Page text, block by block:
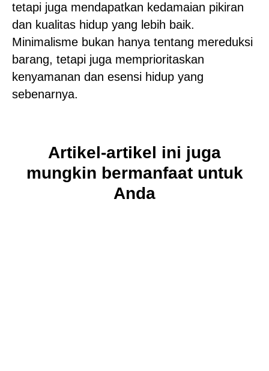
tetapi juga mendapatkan kedamaian pikiran
dan kualitas hidup yang lebih baik.
Minimalisme bukan hanya tentang mereduksi
barang, tetapi juga memprioritaskan
kenyamanan dan esensi hidup yang
sebenarnya.
Artikel-artikel ini juga
mungkin bermanfaat untuk
Anda